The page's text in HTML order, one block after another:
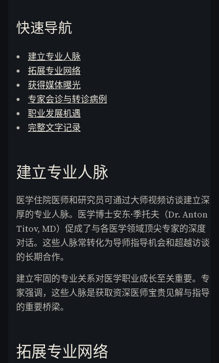
快速导航
建立专业人脉
拓展专业网络
获得媒体曝光
专家会诊与转诊病例
职业发展机遇
完整文字记录
建立专业人脉
医学住院医师和研究员可通过大师视频访谈建立深
厚的专业人脉。医学博士安东·季托夫（Dr. Anton
Titov, MD）促成了与各医学领域顶尖专家的深度
对话。这些人脉常转化为导师指导机会和超越访谈
的长期合作。
建立牢固的专业关系对医学职业成长至关重要。专
家强调，这些人脉是获取资深医师宝贵见解与指导
的重要桥梁。
拓展专业网络